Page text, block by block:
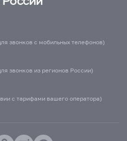
звонков с мобильных телефонов)
звонков из регионов России)
с тарифами вашего оператора)